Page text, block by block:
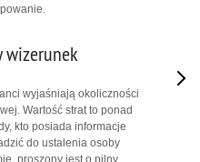
wizerunek
wyjaśniają okoliczności
Wartość strat to ponad
kto posiada informacje
do ustalenia osoby
proszony jest o pilny